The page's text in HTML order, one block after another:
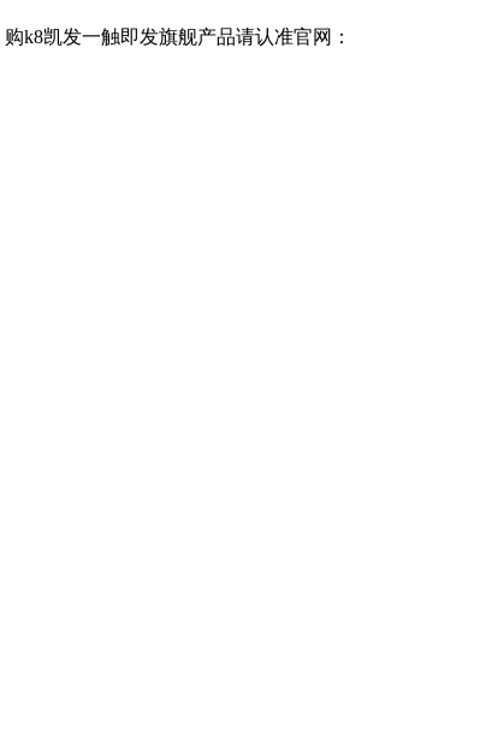
k8凯发一触即发旗舰产品请认准官网：